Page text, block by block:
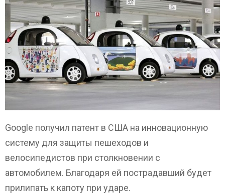
Google получил патент в США на инновационную
систему для защиты пешеходов и
велосипедистов при столкновении с
автомобилем. Благодаря ей пострадавший будет
прилипать к капоту при ударе.